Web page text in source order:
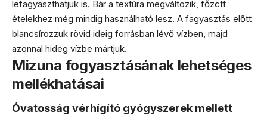
lefagyaszthatjuk is. Bár a textúra megváltozik, főzött
ételekhez még mindig használható lesz. A fagyasztás előtt
blancsírozzuk rövid ideig forrásban lévő vízben, majd
azonnal hideg vízbe mártjuk.
Mizuna fogyasztásának lehetséges
mellékhatásai
Óvatosság vérhígító gyógyszerek mellett